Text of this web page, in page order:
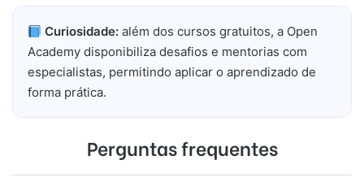
Curiosidade: além dos cursos gratuitos, a Open
Academy disponibiliza desafios e mentorias com
especialistas, permitindo aplicar o aprendizado de
forma prática.
Perguntas frequentes